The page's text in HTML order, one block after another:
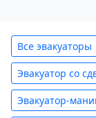
Все эвакуаторы
Эвакуатор со
Эвакуатор-